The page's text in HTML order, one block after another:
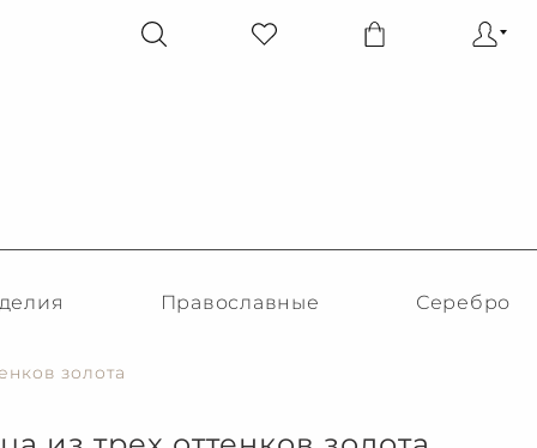
Православные Серебро
золота